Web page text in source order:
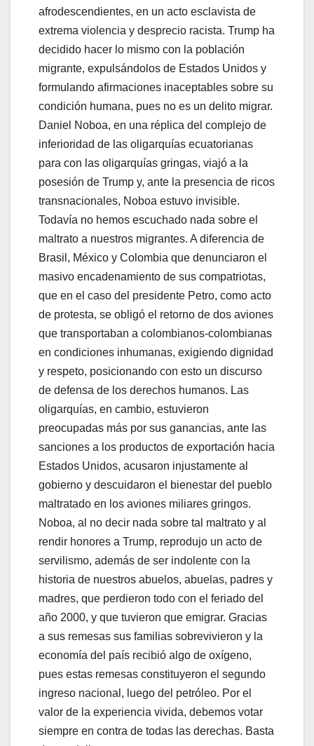
afrodescendientes, en un acto esclavista de
extrema violencia y desprecio racista. Trump ha
decidido hacer lo mismo con la población
migrante, expulsándolos de Estados Unidos y
formulando afirmaciones inaceptables sobre su
condición humana, pues no es un delito migrar.
Daniel Noboa, en una réplica del complejo de
inferioridad de las oligarquías ecuatorianas
para con las oligarquías gringas, viajó a la
posesión de Trump y, ante la presencia de ricos
transnacionales, Noboa estuvo invisible.
Todavía no hemos escuchado nada sobre el
maltrato a nuestros migrantes. A diferencia de
Brasil, México y Colombia que denunciaron el
masivo encadenamiento de sus compatriotas,
que en el caso del presidente Petro, como acto
de protesta, se obligó el retorno de dos aviones
que transportaban a colombianos-colombianas
en condiciones inhumanas, exigiendo dignidad
y respeto, posicionando con esto un discurso
de defensa de los derechos humanos. Las
oligarquías, en cambio, estuvieron
preocupadas más por sus ganancias, ante las
sanciones a los productos de exportación hacia
Estados Unidos, acusaron injustamente al
gobierno y descuidaron el bienestar del pueblo
maltratado en los aviones miliares gringos.
Noboa, al no decir nada sobre tal maltrato y al
rendir honores a Trump, reprodujo un acto de
servilismo, además de ser indolente con la
historia de nuestros abuelos, abuelas, padres y
madres, que perdieron todo con el feriado del
año 2000, y que tuvieron que emigrar. Gracias
a sus remesas sus familias sobrevivieron y la
economía del país recibió algo de oxígeno,
pues estas remesas constituyeron el segundo
ingreso nacional, luego del petróleo. Por el
valor de la experiencia vivida, debemos votar
siempre en contra de todas las derechas. Basta